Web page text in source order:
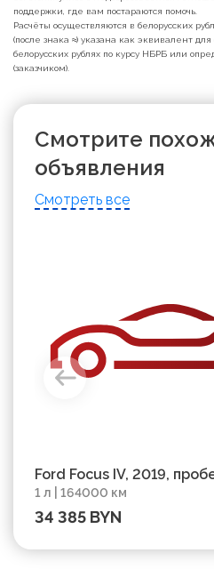
поддержки, где вам постараются помочь.
Расчёты осуществляются в белорусских
(после знака ≈) указана как эквивалент
белорусских рублях по курсу НБРБ или
(заказчиком).
Смотрите
объявления
Смотреть все
Ford Focus IV, 2019,
1 л | 164000 км
34 385 BYN